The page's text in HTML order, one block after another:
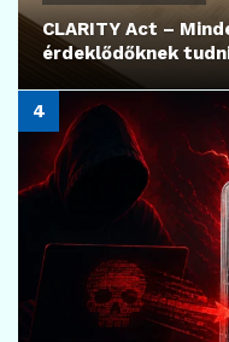
CLARITY Act –
érdeklődőknek